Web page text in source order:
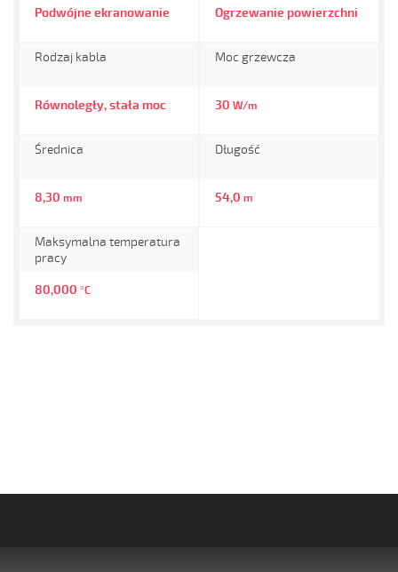
Podwójne ekranowanie Ogrzewanie powierzchni
Rodzaj kabla
Równoległy, stała moc
Moc grzewcza
30 W/m
Średnica
8,30 mm
Długość
54,0 m
Maksymalna temperatura
pracy
80,000 °C